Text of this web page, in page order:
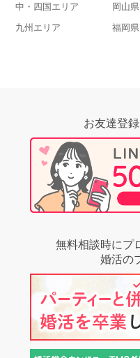
中・四国エリア 岡山県
九州エリア 福岡県
お友達登
無料相談時にプ
婚活の